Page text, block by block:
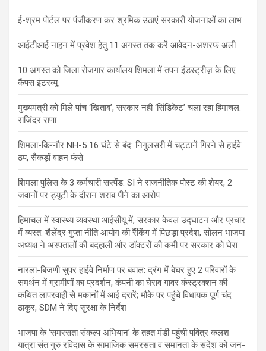
ई-श्रम पोर्टल पर पंजीकरण कर श्रमिक उठाएं सरकारी योजनाओं का लाभ
आईटीआई नाहन में प्रवेश हेतु 11 अगस्त तक करें आवेदन-अशरफ अली
10 अगस्त को जिला रोजगार कार्यालय शिमला में तपन इंडस्ट्रीज़ के लिए
कैंपस इंटरव्यू
मुख्यमंत्री को मिले पांच ‘खिताब’, सरकार नहीं ‘सिंडिकेट’ चला रहा हिमाचल:
राजिंदर राणा
शिमला-किन्नौर NH-5 16 घंटे से बंद: निगुलसरी में चट्टानें गिरने से हाईवे
ठप, सैकड़ों वाहन फंसे
शिमला पुलिस के 3 कर्मचारी सस्पेंड: SI ने राजनीतिक पोस्ट की शेयर, 2
जवानों पर ड्यूटी के दौरान शराब पीने का आरोप
हिमाचल में स्वास्थ्य व्यवस्था आईसीयू में, सरकार केवल उद्घाटन और प्रचार
में व्यस्त: शैलेंद्र गुप्ता नीति आयोग की रैंकिंग में पिछड़ा प्रदेश; सोलन भाजपा
अध्यक्ष ने अस्पतालों की बदहाली और डॉक्टरों की कमी पर सरकार को घेरा
नारला-बिजणी सुपर हाईवे निर्माण पर बवाल: द्रंग में बेघर हुए 2 परिवारों के
समर्थन में ग्रामीणों का प्रदर्शन, कंपनी का घेराव गावर कंस्ट्रक्शन की
कथित लापरवाही से मकानों में आईं दरारें; मौके पर पहुंचे विधायक पूर्ण चंद
ठाकुर, SDM ने दिए सुरक्षा के निर्देश
भाजपा के ‘समरसता संकल्प अभियान’ के तहत मंडी पहुंची पवित्र कलश
यात्रा संत गुरु रविदास के सामाजिक समरसता व समानता के संदेश को जन-